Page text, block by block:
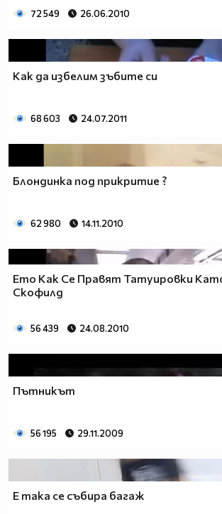
72 549 26.06.2010
Как да избелим зъбите си
68 603 24.07.2011
Блондинка под прикритие ?
62 980 14.11.2010
Ето Как Сe Правят Татуировки
Скофилд
56 439 24.08.2010
Пътникът
56 195 29.11.2009
Е така се събира багаж